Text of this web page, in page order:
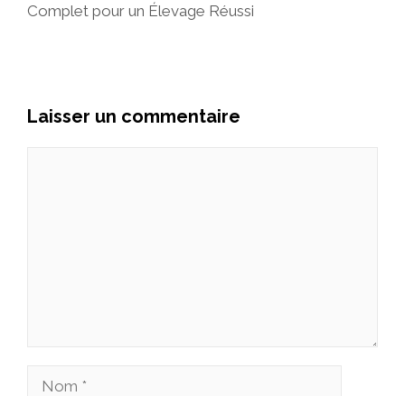
Complet pour un Élevage Réussi
Laisser un commentaire
Nom